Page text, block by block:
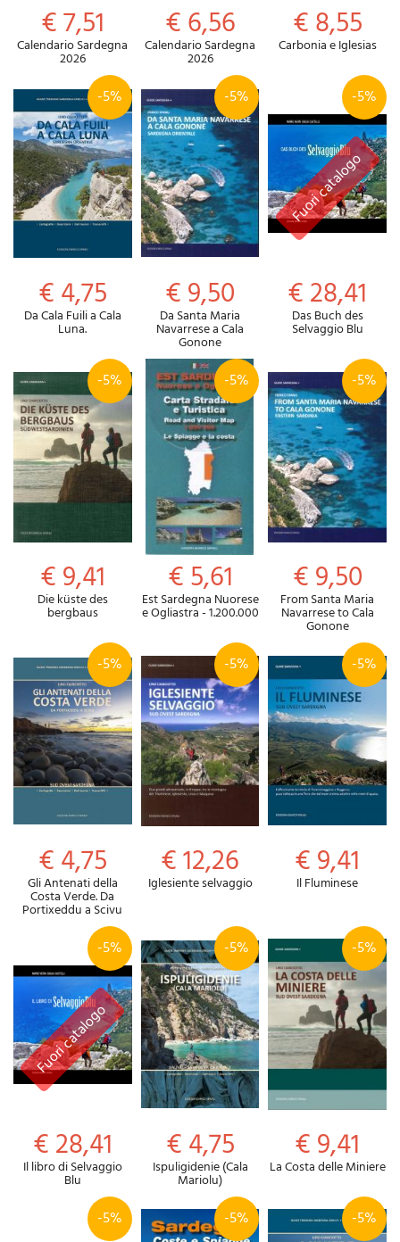
€ 7,51
Calendario Sardegna
2026
€ 6,56
Calendario Sardegna
2026
€ 8,55
Carbonia e Iglesias
-5%
€ 4,75
Da Cala Fuili a Cala
Luna.
-5%
€ 9,50
Da Santa Maria
Navarrese a Cala
Gonone
-5%
€ 28,41
Das Buch des
Selvaggio Blu
-5%
€ 9,41
Die küste des
bergbaus
-5%
€ 5,61
Est Sardegna Nuorese
e Ogliastra - 1.200.000
-5%
€ 9,50
From Santa Maria
Navarrese to Cala
Gonone
-5%
€ 4,75
Gli Antenati della
Costa Verde. Da
Portixeddu a Scivu
-5%
€ 12,26
Iglesiente selvaggio
-5%
€ 9,41
Il Fluminese
-5%
€ 28,41
Il libro di Selvaggio
Blu
-5%
€ 4,75
Ispuligidenie (Cala
Mariolu)
-5%
€ 9,41
La Costa delle Miniere
-5% -5% -5%